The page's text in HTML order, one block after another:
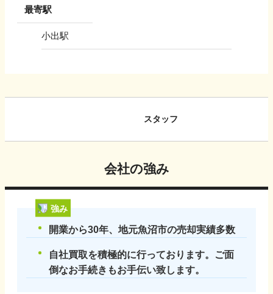
最寄駅
小出駅
スタッフ
会社の強み
強み
開業から30年、地元魚沼市の売却実績多数
自社買取を積極的に行っております。ご面
倒なお手続きもお手伝い致します。